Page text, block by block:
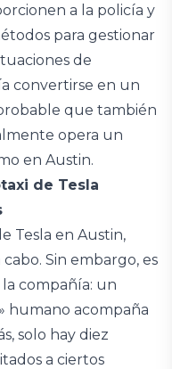
a la policía y
para gestionar
de
convertirse en un
que también
opera un
en Austin.
de Tesla
Tesla en Austin,
Sin embargo, es
compañía: un
humano acompaña
solo hay diez
a ciertos